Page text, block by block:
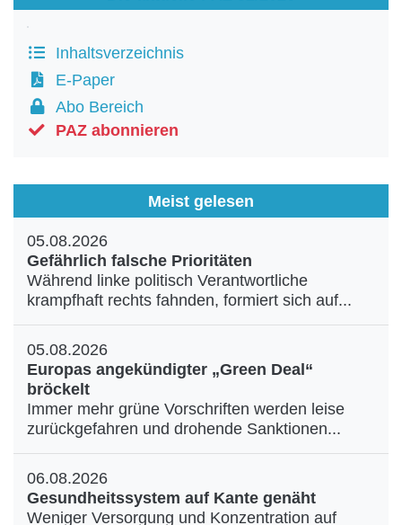
Inhaltsverzeichnis
E-Paper
Abo Bereich
PAZ abonnieren
Meist gelesen
05.08.2026
Gefährlich falsche Prioritäten
Während linke politisch Verantwortliche
krampfhaft rechts fahnden, formiert sich auf...
05.08.2026
Europas angekündigter „Green Deal“
bröckelt
Immer mehr grüne Vorschriften werden leise
zurückgefahren und drohende Sanktionen...
06.08.2026
Gesundheitssystem auf Kante genäht
Weniger Versorgung und Konzentration auf